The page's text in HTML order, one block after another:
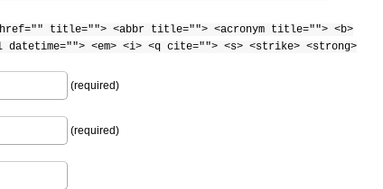
title=""> <abbr title=""> <acronym title=""> <b>
<em> <i> <q cite=""> <s> <strike> <strong>
(required)
(required)